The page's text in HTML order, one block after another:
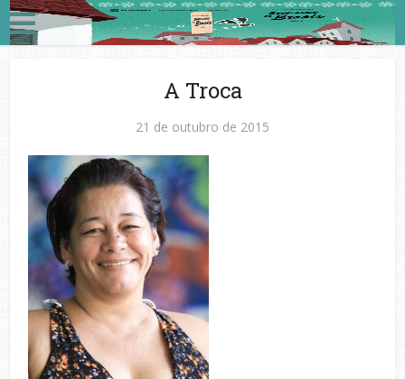
A Troca
21 de outubro de 2015